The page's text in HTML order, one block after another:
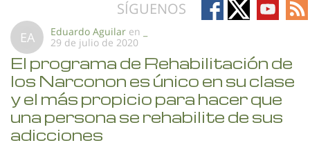
SÍGUENOS
Follow
on
Follow
on
Follow
on
on
EA Eduardo Aguilar en
29 de julio de 2020
El programa de Rehabilitación de
los Narconon es único en su clase
y el más propicio para hacer que
una persona se rehabilite de sus
adicciones